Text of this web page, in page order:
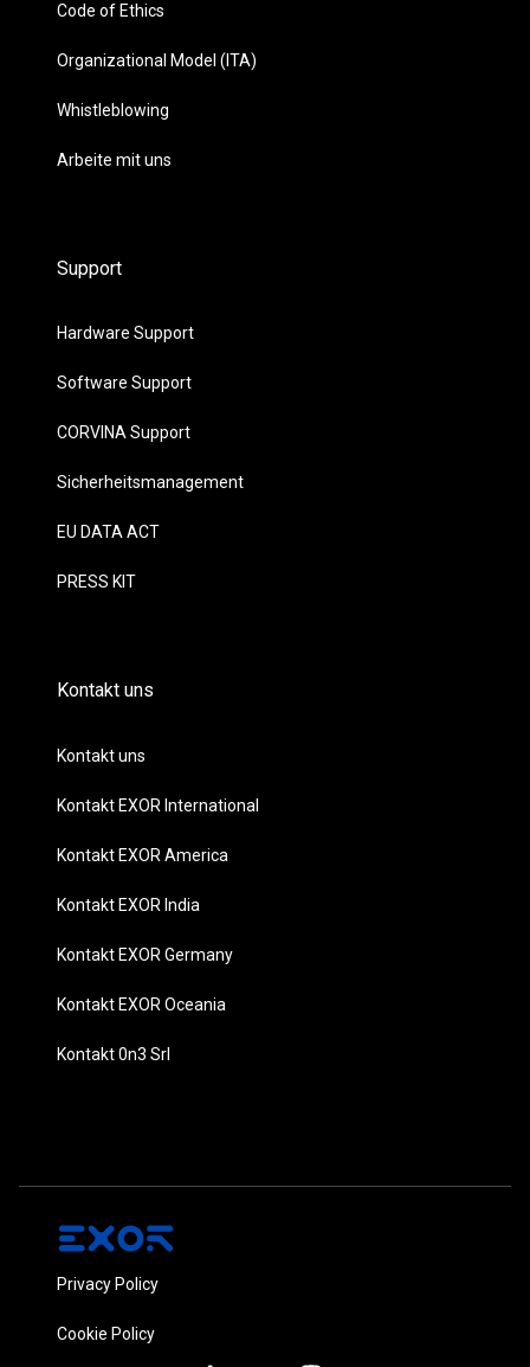
Code of Ethics
Organizational Model (ITA)
Whistleblowing
Arbeite mit uns
Support
Hardware Support
Software Support
CORVINA Support
Sicherheitsmanagement
EU DATA ACT
PRESS KIT
Kontakt uns
Kontakt uns
Kontakt EXOR International
Kontakt EXOR America
Kontakt EXOR India
Kontakt EXOR Germany
Kontakt EXOR Oceania
Kontakt 0n3 Srl
Privacy Policy
Cookie Policy